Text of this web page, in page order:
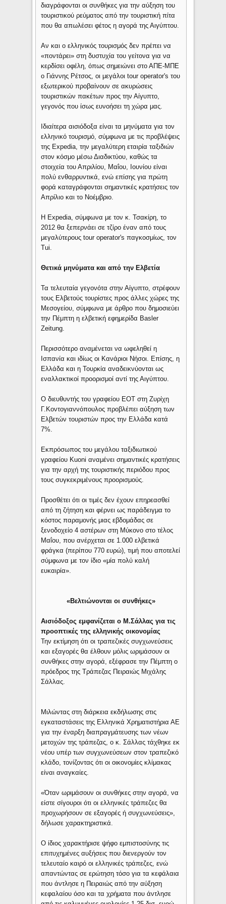
διαγράφονται οι συνθήκες για την αύξηση του
τουριστικού ρεύματος από την τουριστική πίτα
που θα απωλέσει φέτος η αγορά της Αιγύπτου.
Αν και ο ελληνικός τουρισμός δεν πρέπει να
«ποντάρει» στη δυστυχία του γείτονα για να
κερδίσει οφέλη, όπως σημειώνει στο ΑΠΕ-ΜΠΕ
ο Γιάννης Ρέτσος, οι μεγάλοι tour operator's του
εξωτερικού προβαίνουν σε ακυρώσεις
τουριστικών πακέτων προς την Αίγυπτο,
γεγονός που ίσως ευνοήσει τη χώρα μας.
Ιδιαίτερα αισιόδοξα είναι τα μηνύματα για τον
ελληνικό τουρισμό, σύμφωνα με τις προβλέψεις
της Expedia, την μεγαλύτερη εταιρία ταξιδιών
στον κόσμο μέσω Διαδικτύου, καθώς τα
στοιχεία του Απριλίου, Μαΐου, Ιουνίου είναι
πολύ ενθαρρυντικά, ενώ επίσης για πρώτη
φορά καταγράφονται σημαντικές κρατήσεις τον
Απρίλιο και το Νοέμβριο.
Η Expedia, σύμφωνα με τον κ. Τσακίρη, το
2012 θα ξεπερνάει σε τζίρο έναν από τους
μεγαλύτερους tour operator's παγκοσμίως, τον
Tui.
Θετικά μηνύματα και από την Ελβετία
Τα τελευταία γεγονότα στην Αίγυπτο, στρέφουν
τους Ελβετούς τουρίστες προς άλλες χώρες της
Μεσογείου, σύμφωνα με άρθρο που δημοσιεύει
την Πέμπτη η ελβετική εφημερίδα Basler
Zeitung.
Περισσότερο αναμένεται να ωφεληθεί η
Ισπανία και ιδίως οι Κανάριοι Νήσοι. Επίσης, η
Ελλάδα και η Τουρκία αναδεικνύονται ως
εναλλακτικοί προορισμοί αντί της Αιγύπτου.
Ο διευθυντής του γραφείου ΕΟΤ στη Ζυρίχη
Γ.Κοντογιαννόπουλος προβλέπει αύξηση των
Ελβετών τουριστών προς την Ελλάδα κατά
7%.
Εκπρόσωπος του μεγάλου ταξιδιωτικού
γραφείου Kuoni αναμένει σημαντικές κρατήσεις
για την αρχή της τουριστικής περιόδου προς
τους συγκεκριμένους προορισμούς.
Προσθέτει ότι οι τιμές δεν έχουν επηρεασθεί
από τη ζήτηση και φέρνει ως παράδειγμα το
κόστος παραμονής μιας εβδομάδας σε
ξενοδοχείο 4 αστέρων στη Μύκονο στο τέλος
Μαΐου, που ανέρχεται σε 1.000 ελβετικά
φράγκα (περίπου 770 ευρώ), τιμή που αποτελεί
σύμφωνα με τον ίδιο «μία πολύ καλή
ευκαιρία».
«Βελτιώνονται οι συνθήκες»
Αισιόδοξος εμφανίζεται ο Μ.Σάλλας για τις
προοπτικές της ελληνικής οικονομίας
Την εκτίμηση ότι οι τραπεζικές συγχωνεύσεις
και εξαγορές θα έλθουν μόλις ωριμάσουν οι
συνθήκες στην αγορά, εξέφρασε την Πέμπτη ο
πρόεδρος της Τράπεζας Πειραιώς Μιχάλης
Σάλλας.
Μιλώντας στη διάρκεια εκδήλωσης στις
εγκαταστάσεις της Ελληνικά Χρηματιστήρια ΑΕ
για την έναρξη διαπραγμάτευσης των νέων
μετοχών της τράπεζας, ο κ. Σάλλας τάχθηκε εκ
νέου υπέρ των συγχωνεύσεων στον τραπεζικό
κλάδο, τονίζοντας ότι οι οικονομίες κλίμακας
είναι αναγκαίες.
«Όταν ωριμάσουν οι συνθήκες στην αγορά, να
είστε σίγουροι ότι οι ελληνικές τράπεζες θα
προχωρήσουν σε εξαγορές ή συγχωνεύσεις»,
δήλωσε χαρακτηριστικά.
Ο ίδιος χαρακτήρισε ψήφο εμπιστοσύνης τις
επιτυχημένες αυξήσεις που διενεργούν τον
τελευταίο καιρό οι ελληνικές τράπεζες, ενώ
απαντώντας σε ερώτηση τόσο για τα κεφάλαια
που άντλησε η Πειραιώς από την αύξηση
κεφαλαίου όσο και τα χρήματα που άντλησε